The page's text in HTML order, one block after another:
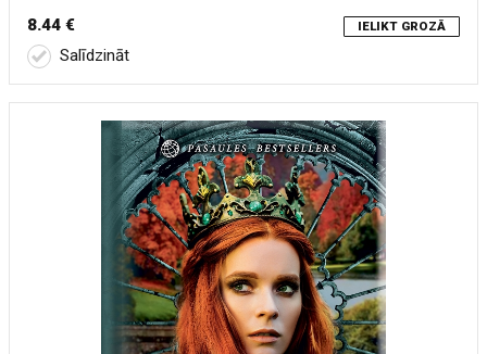
8.44 € IELIKT GROZĀ
Salīdzināt